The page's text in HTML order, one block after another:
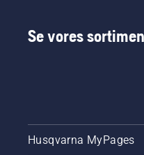
Se vores
Husqvarna MyPages